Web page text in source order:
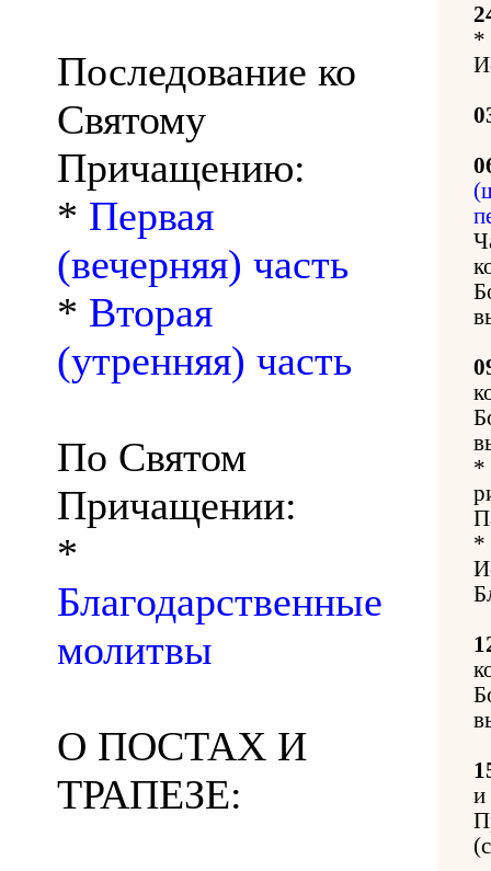
Последование ко
Святому
Причащению:
* Первая
(вечерняя) часть
* Вторая
(утренняя) часть
По Святом
Причащении:
*
Благодарственные
молитвы
О ПОСТАХ И
ТРАПЕЗЕ:
*
*
*
и